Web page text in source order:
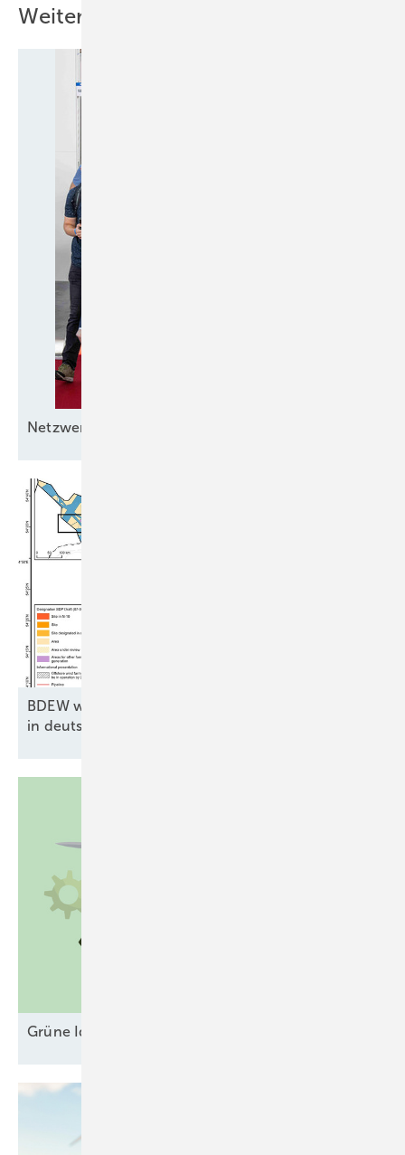
Weitere Inhalte
Netz werkmesse der
BDEW will Atempause für kriselnden Windparkbau
in deutscher
Grüne Ideen gegen unsichere